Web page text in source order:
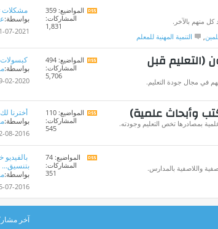
منهم بالآخر.
التنمية المهنية للمعلم
مشاهدة
تغذيات
المواضيع: 359
المشاركات:
1,831
مشكلات
بواسطة:
07-2021,
(التعليم قبل
في مجال جودة التعليم.
مشاهدة
تغذيات
المواضيع: 494
المشاركات:
5,706
بواسطة:
02-2020,
وأبحاث علمية)
بمصادرها تخص التعليم وجودته.
مشاهدة
تغذيات
المواضيع: 110
المشاركات:
545
أخترنا
بواسطة:
08-2016,
واللاصفية بالمدارس.
مشاهدة
تغذيات
المواضيع: 74
المشاركات:
351
بتنسيق...
بواسطة:
07-2016,
آخر